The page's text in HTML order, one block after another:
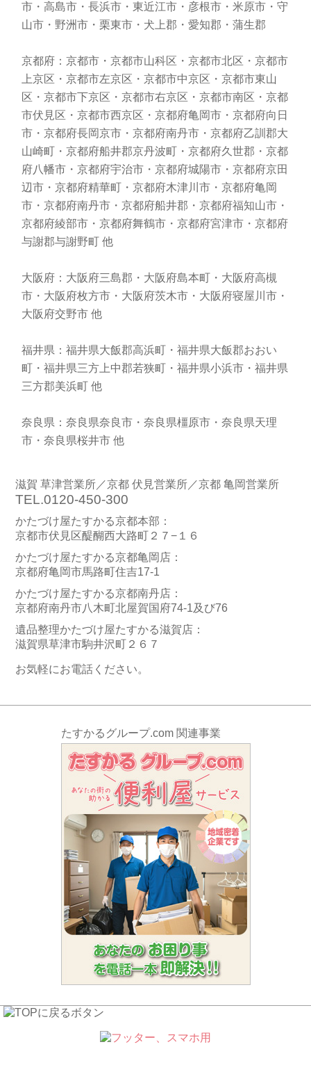
市・高島市・長浜市・東近江市・彦根市・米原市・守
山市・野洲市・栗東市・犬上郡・愛知郡・蒲生郡
京都府：京都市・京都市山科区・京都市北区・京都市
上京区・京都市左京区・京都市中京区・京都市東山
区・京都市下京区・京都市右京区・京都市南区・京都
市伏見区・京都市西京区・京都府亀岡市・京都府向日
市・京都府長岡京市・京都府南丹市・京都府乙訓郡大
山崎町・京都府船井郡京丹波町・京都府久世郡・京都
府八幡市・京都府宇治市・京都府城陽市・京都府京田
辺市・京都府精華町・京都府木津川市・京都府亀岡
市・京都府南丹市・京都府船井郡・京都府福知山市・
京都府綾部市・京都府舞鶴市・京都府宮津市・京都府
与謝郡与謝野町 他
大阪府：大阪府三島郡・大阪府島本町・大阪府高槻
市・大阪府枚方市・大阪府茨木市・大阪府寝屋川市・
大阪府交野市 他
福井県：福井県大飯郡高浜町・福井県大飯郡おおい
町・福井県三方上中郡若狭町・福井県小浜市・福井県
三方郡美浜町 他
奈良県：奈良県奈良市・奈良県橿原市・奈良県天理
市・奈良県桜井市 他
滋賀 草津営業所／京都 伏見営業所／京都 亀岡営業所
TEL.0120-450-300
かたづけ屋たすかる京都本部：
京都市伏見区醍醐西大路町２７−１６
かたづけ屋たすかる京都亀岡店：
京都府亀岡市馬路町住吉17-1
かたづけ屋たすかる京都南丹店：
京都府南丹市八木町北屋賀国府74-1及び76
遺品整理かたづけ屋たすかる滋賀店：
滋賀県草津市駒井沢町２６７
お気軽にお電話ください。
たすかるグループ.com 関連事業